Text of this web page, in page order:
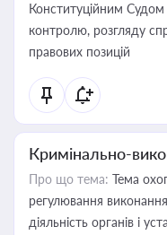
Конституційним Судом
контролю, розгляду
правових позицій
Кримінально-
Про що тема: Тема
регулювання
діяльність органів і